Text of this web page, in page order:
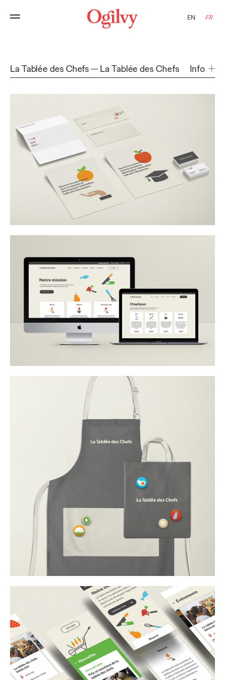
EN FR
La Tablée des Chefs La Tablée des Chefs Info